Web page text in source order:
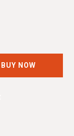
BUY NOW